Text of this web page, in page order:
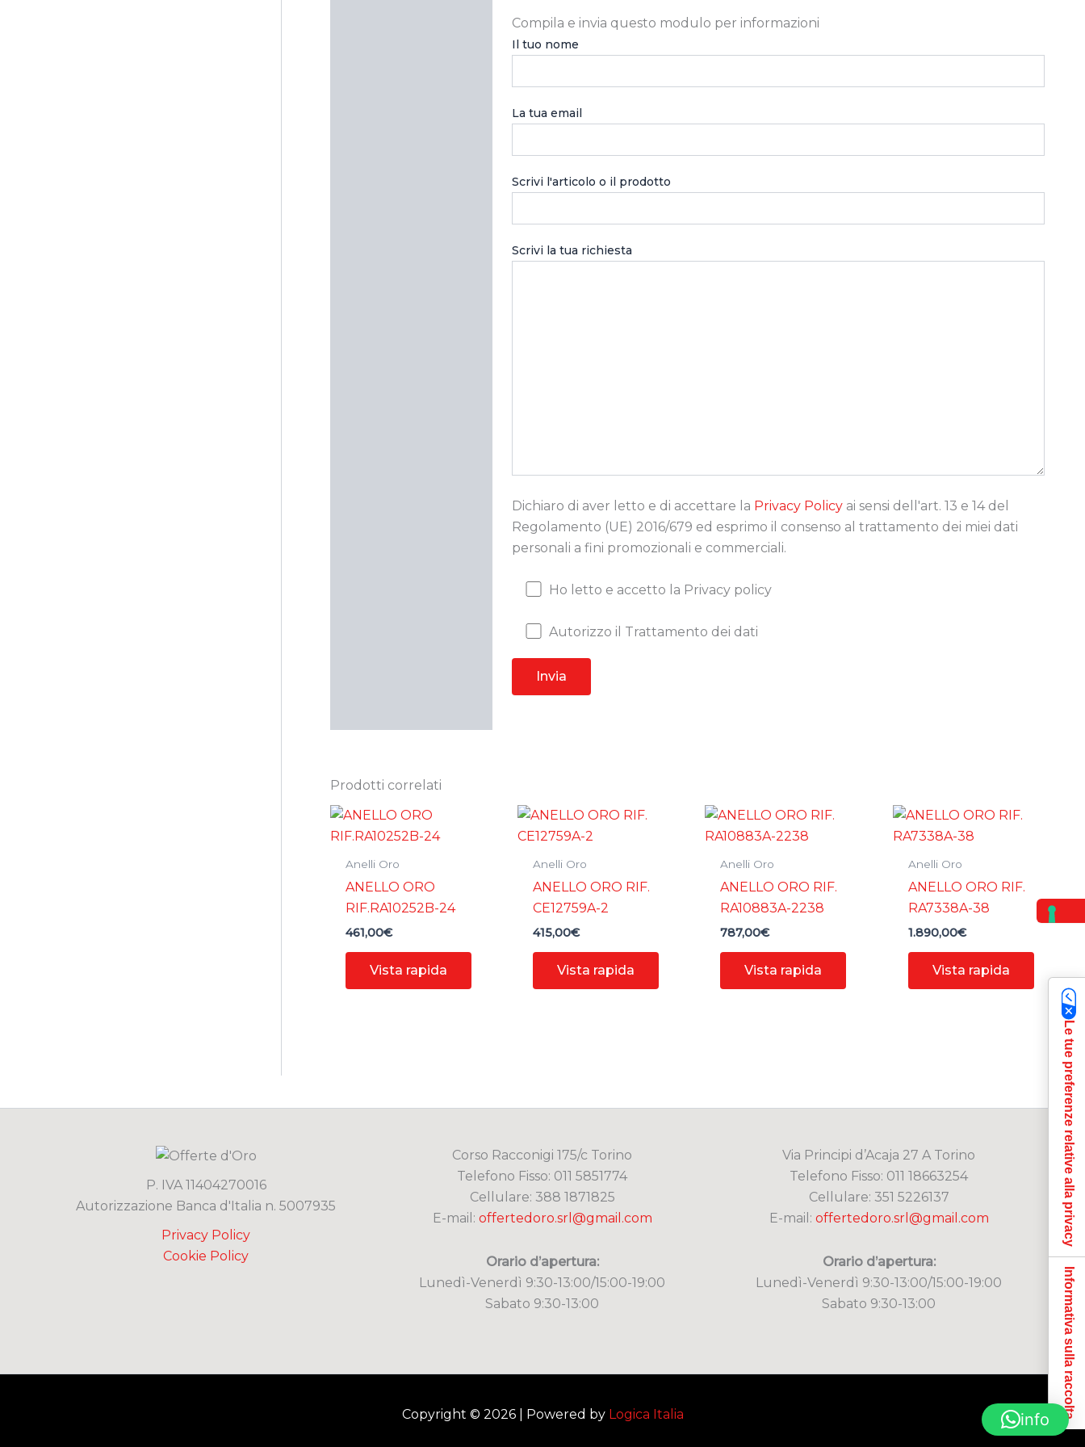
Compila e invia questo modulo per informazioni
Il tuo nome
La tua email
Scrivi l'articolo o il prodotto
Scrivi la tua richiesta
Dichiaro di aver letto e di accettare la Privacy Policyai sensi dell'art. 13 e 14 del
Regolamento (UE) 2016/679 ed esprimo il consenso al trattamento dei miei dati
personali a fini promozionali e commerciali.
Ho letto e accetto la Privacy policy
Autorizzo il Trattamento dei dati
Prodotti correlati
Anelli Oro
ANELLO ORO
RIF.RA10252B-24
461,00€
Vista rapida
Anelli Oro
ANELLO ORO RIF.
CE12759A-2
415,00€
Vista rapida
Anelli Oro
ANELLO ORO RIF.
RA10883A-2238
787,00€
Vista rapida
Anelli Oro
ANELLO ORO RIF.
RA7338A-38
1.890,00€
Vista rapida
P. IVA 11404270016
Autorizzazione Banca d'Italia n. 5007935
Privacy Policy
Cookie Policy
Corso Racconigi 175/c Torino
Telefono Fisso: 011 5851774
Cellulare: 388 1871825
E-mail: offertedoro.srl@gmail.com
Orario d’apertura:
Lunedì-Venerdì 9:30-13:00/15:00-19:00
Sabato 9:30-13:00
Via Principi d’Acaja 27 A Torino
Telefono Fisso: 011 18663254
Cellulare: 351 5226137
E-mail: offertedoro.srl@gmail.com
Orario d’apertura:
Lunedì-Venerdì 9:30-13:00/15:00-19:00
Sabato 9:30-13:00
Copyright © 2026 | Powered by Logica Italia info
Le tue preferenze relative alla privacy
Informativa sulla raccolta